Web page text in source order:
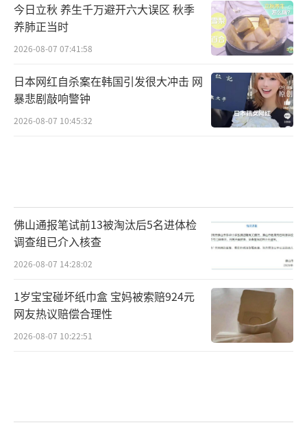
今日立秋 养生千万避开六大误区 秋季
养肺正当时
2026-08-07 07:41:58
日本网红自杀案在韩国引发很大冲击 网
暴悲剧敲响警钟
2026-08-07 10:45:32
佛山通报笔试前13被淘汰后5名进体检
调查组已介入核查
2026-08-07 14:28:02
1岁宝宝碰坏纸巾盒 宝妈被索赔924元
网友热议赔偿合理性
2026-08-07 10:22:51